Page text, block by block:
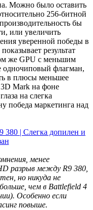
Можно было оставить
256-битной
бы
или увеличить
уверенной победы в
результат
же GPU с меньшим
одночиповый флагман,
в плюсы меньшее
3D Mark на фоне
на слегка
победа маркетинга над
менее
разрыв между R9 380,
но никуда не
чем в Battlefield 4
Особенно если
повыше.